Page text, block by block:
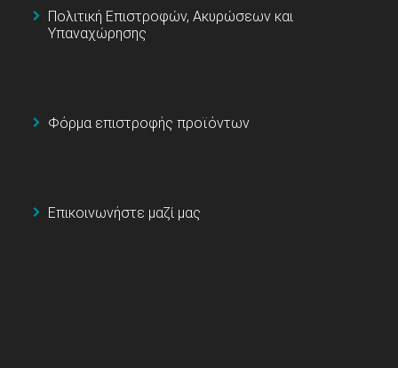
Πολιτική Επιστροφών, Ακυρώσεων και
Υπαναχώρησης
Φόρμα επιστροφής προϊόντων
Επικοινωνήστε μαζί μας